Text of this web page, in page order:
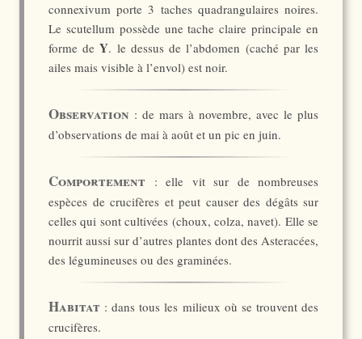
connexivum porte 3 taches quadrangulaires noires.
Le scutellum possède une tache claire principale en
forme deY. le dessus de l’abdomen (caché par les
ailes mais visible à l’envol) est noir.
Observation : de mars à novembre, avec le plus
d’observations de mai à août et un pic en juin.
Comportement : elle vit sur de nombreuses
espèces de crucifères et peut causer des dégâts sur
celles qui sont cultivées (choux, colza, navet). Elle se
nourrit aussi sur d’autres plantes dont des Asteracées,
des légumineuses ou des graminées.
Habitat : dans tous les milieux où se trouvent des
crucifères.